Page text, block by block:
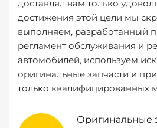
доставлял вам только
достижения этой цели мы
выполняем, разработанный
регламент обслуживания и
автомобилей, используем
оригинальные запчасти и
только квалифицированных
Оригинальные